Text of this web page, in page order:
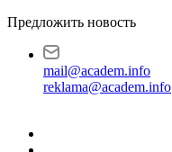
Предложить новость
mail@academ.info
reklama@academ.info